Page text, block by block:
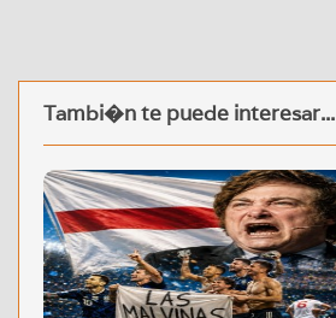
Tambi�n te puede interesar...